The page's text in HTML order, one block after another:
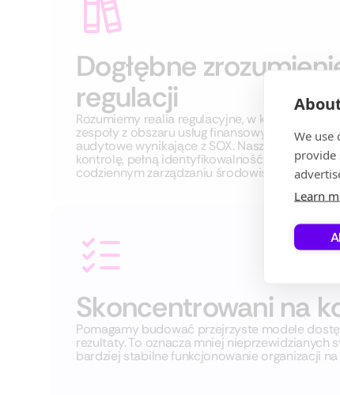
Dogłębne
regulacji
Rozumiemy realia regulacyjne, w których
zespoły z obszaru usług finansowych – w tym
audytowe wynikające z SOX. Nasze podejście
kontrolę, pełną identyfikowalność działań oraz
codziennym zarządzaniu środowiskiem.
Skoncentrowani na
Pomagamy budować przejrzyste modele
rezultaty. To oznacza mniej
bardziej stabilne funkcjonowanie organizacji na
We use
provide
Learn